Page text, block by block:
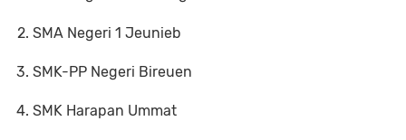
SMA Negeri 1 Jeunieb
SMK-PP Negeri Bireuen
SMK Harapan Ummat